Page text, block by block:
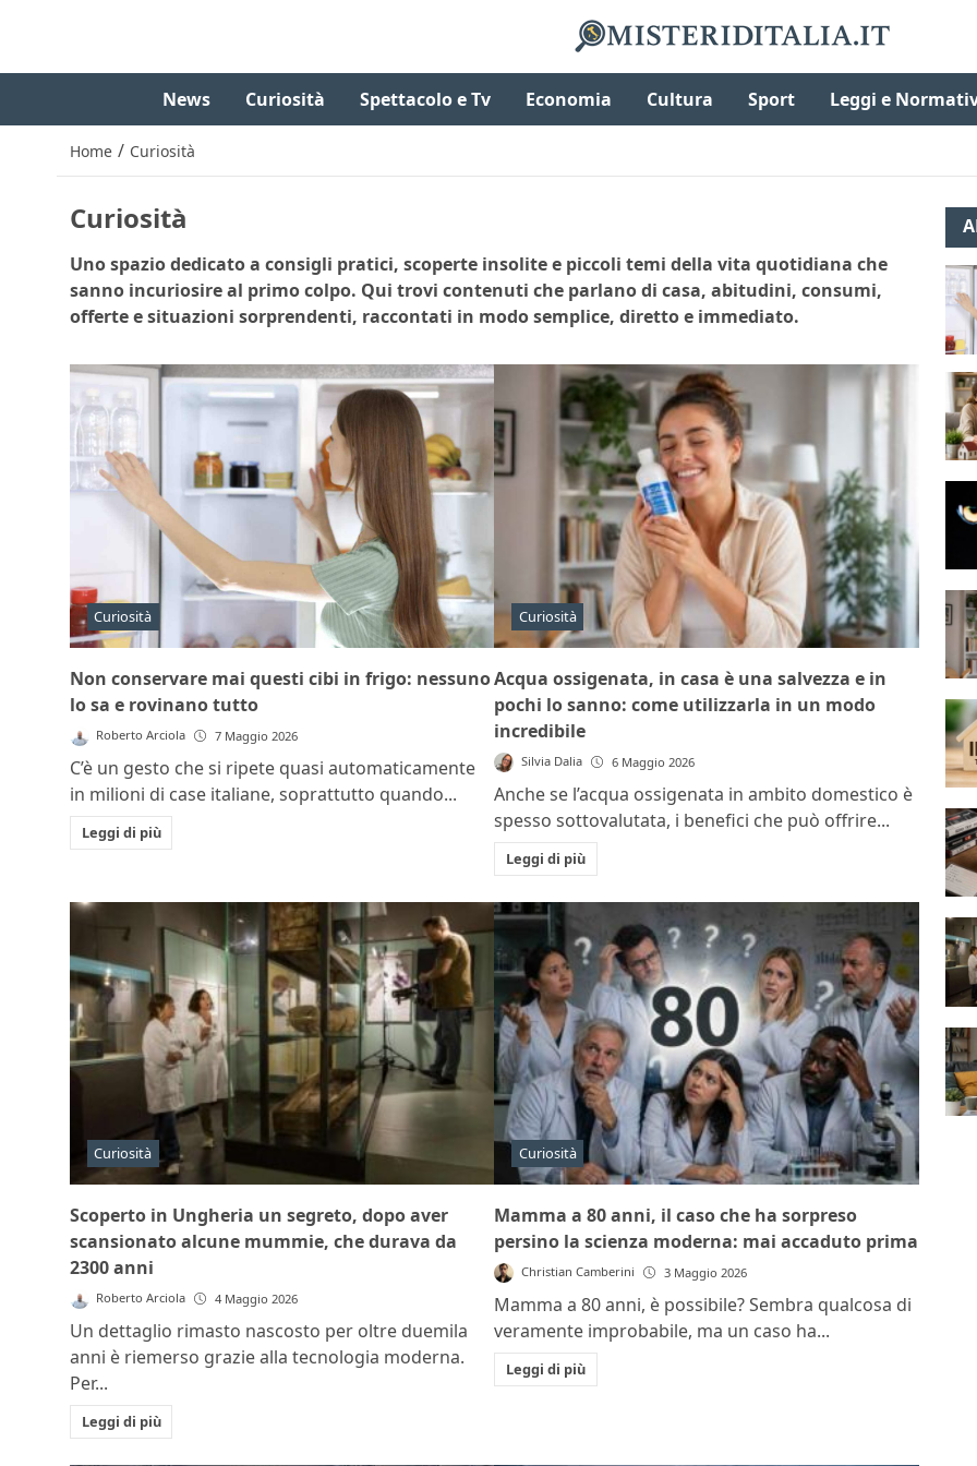
News Curiosità Spettacolo e Tv Economia Cultura Sport Leggi e
Home / Curiosità
Curiosità
Uno spazio dedicato a consigli pratici, scoperte insolite e piccoli temi della vita quotidiana che
sanno incuriosire al primo colpo. Qui trovi contenuti che parlano di casa, abitudini, consumi,
offerte e situazioni sorprendenti, raccontati in modo semplice, diretto e immediato.
Curiosità
Non conservare mai questi cibi in frigo: nessuno
lo sa e rovinano tutto
Roberto Arciola 7 Maggio 2026
C’è un gesto che si ripete quasi automaticamente
in milioni di case italiane, soprattutto quando...
Leggi di più
Curiosità
Acqua ossigenata, in casa è una salvezza e in
pochi lo sanno: come utilizzarla in un modo
incredibile
Silvia Dalia 6 Maggio 2026
Anche se l’acqua ossigenata in ambito domestico è
spesso sottovalutata, i benefici che può offrire...
Leggi di più
Curiosità
Scoperto in Ungheria un segreto, dopo aver
scansionato alcune mummie, che durava da
2300 anni
Roberto Arciola 4 Maggio 2026
Un dettaglio rimasto nascosto per oltre duemila
anni è riemerso grazie alla tecnologia moderna.
Per...
Leggi di più
Curiosità
Mamma a 80 anni, il caso che ha sorpreso
persino la scienza moderna: mai accaduto prima
Christian Camberini 3 Maggio 2026
Mamma a 80 anni, è possibile? Sembra qualcosa di
veramente improbabile, ma un caso ha...
Leggi di più